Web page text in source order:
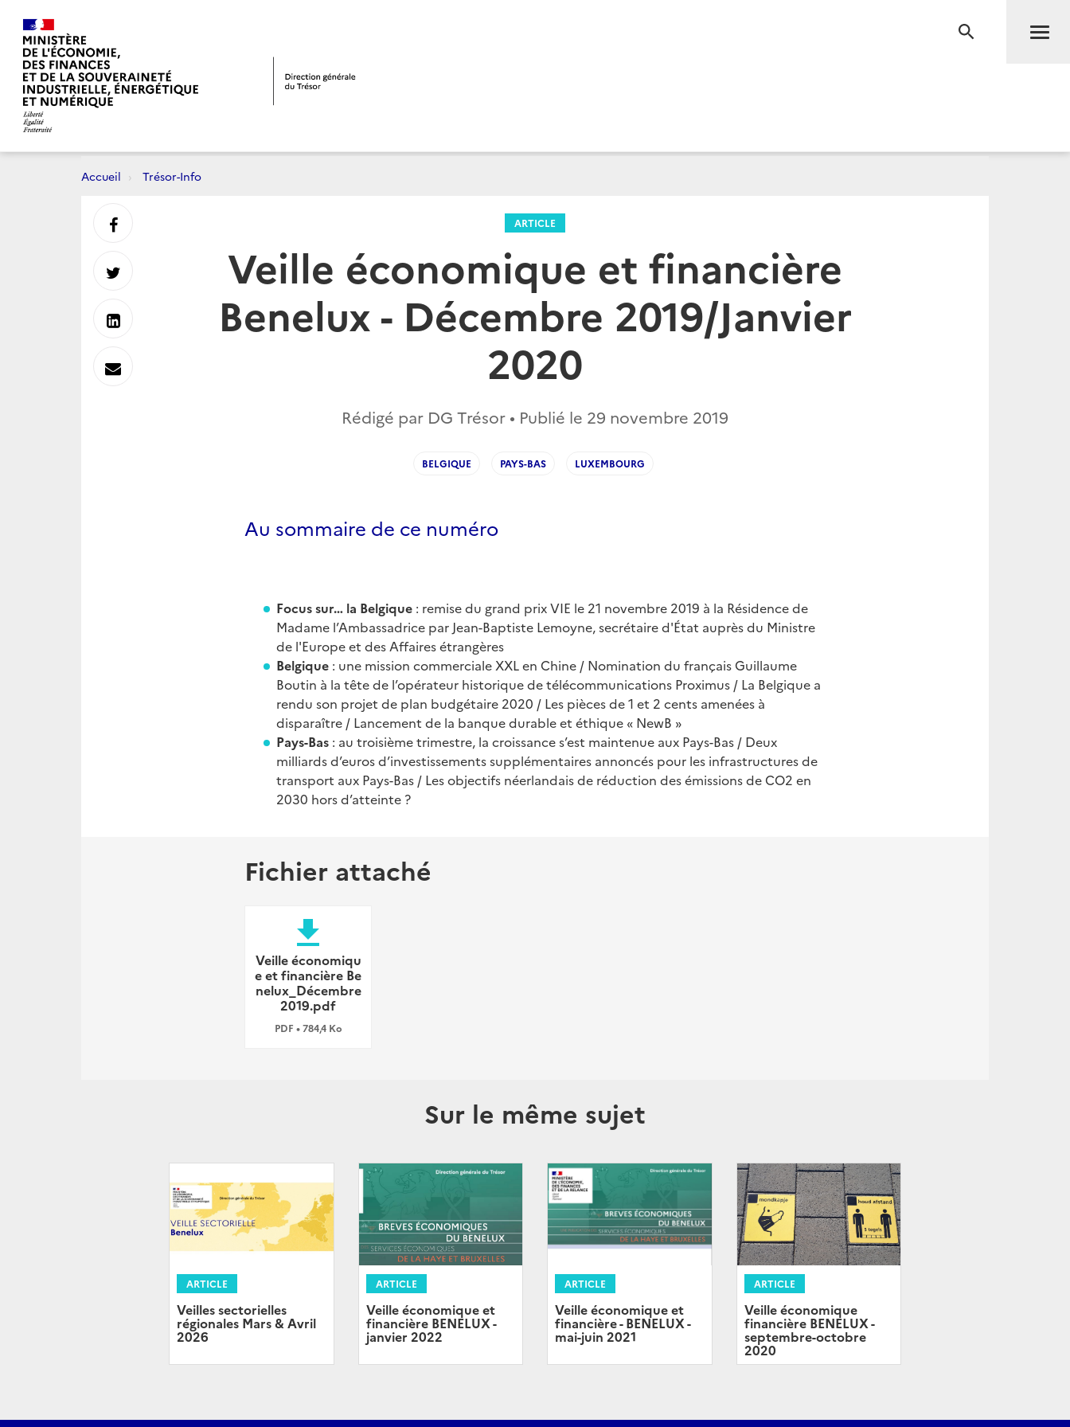
RECHERCHE
Accueil Trésor-Info
ARTICLE
Veille économique et financière
Benelux - Décembre 2019/Janvier
2020
Rédigé par DG Trésor • Publié le 29 novembre 2019
BELGIQUE PAYS-BAS LUXEMBOURG
Au sommaire de ce numéro
Focus sur… la Belgique : remise du grand prix VIE le 21 novembre 2019 à la Résidence de
Madame l’Ambassadrice par Jean-Baptiste Lemoyne, secrétaire d'État auprès du Ministre
de l'Europe et des Affaires étrangères
Belgique : une mission commerciale XXL en Chine / Nomination du français Guillaume
Boutin à la tête de l’opérateur historique de télécommunications Proximus / La Belgique a
rendu son projet de plan budgétaire 2020 / Les pièces de 1 et 2 cents amenées à
disparaître / Lancement de la banque durable et éthique « NewB »
Pays-Bas : au troisième trimestre, la croissance s’est maintenue aux Pays-Bas / Deux
milliards d’euros d’investissements supplémentaires annoncés pour les infrastructures de
transport aux Pays-Bas / Les objectifs néerlandais de réduction des émissions de CO2 en
2030 hors d’atteinte ?
Fichier attaché
file_download
Veille économiqu
e et financière Be
nelux_Décembre
2019.pdf
PDF • 784,4 Ko
Sur le même sujet
ARTICLE
Veilles sectorielles
régionales Mars & Avril
2026
ARTICLE
Veille économique et
financière BENELUX -
janvier 2022
ARTICLE
Veille économique et
financière - BENELUX -
mai-juin 2021
ARTICLE
Veille économique
financière BENELUX -
septembre-octobre
2020
Partager
sur
Partager
sur
Partager
sur
Envoyer